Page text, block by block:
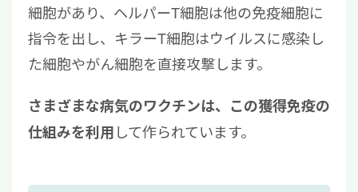
細胞があり、ヘルパーT細胞は他の免疫細胞に
指令を出し、キラーT細胞はウイルスに感染し
た細胞やがん細胞を直接攻撃します。
さまざまな病気のワクチンは、この獲得免疫の
仕組みを利用して作られています。